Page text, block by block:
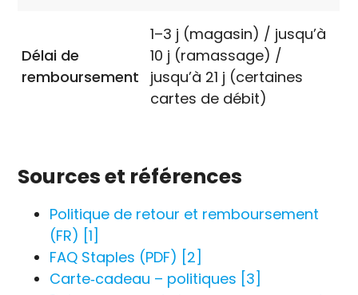
Délai de
remboursement
1–3 j (magasin) / jusqu’à
10 j (ramassage) /
jusqu’à 21 j (certaines
cartes de débit)
Sources et références
Politique de retour et remboursement
(FR) [1]
FAQ Staples (PDF) [2]
Carte‑cadeau – politiques [3]